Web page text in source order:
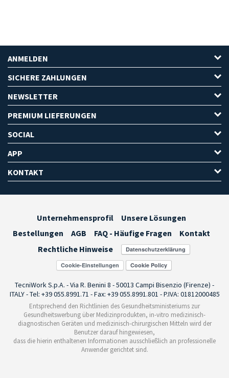
ANMELDEN
SICHERE ZAHLUNGEN
NEWSLETTER
PREMIUM LIEFERUNGEN
SOCIAL
APP
KONTAKT
Unternehmensprofil
Unsere Lösungen
Bestellungen
AGB FAQ - Häufige Fragen
Kontakt
Rechtliche Hinweise
Cookie-Einstellungen
TecniWork S.p.A. - Via R. Benini 8 - 50013 Campi Bisenzio (Firenze) -
ITALY - Tel: +39 055.8991.71 - Fax: +39 055.8991.801 - P.IVA: 01812000485
Entsprechend den Richtlinien des Gesundheitsministeriums zur
Gesundheitswerbung über Medizinprodukten, in-vitro medizinisch-
diagnostischen Geräten und medizinisch-chirurgischen Mitteln wird der
Benutzer darauf hingewiesen,
dass die hierin enthaltenen Informationen ausschließlich an professionelle
Anwender gerichtet sind.